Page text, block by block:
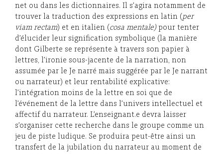
net ou dans les dictionnaires. Il s’agira notamment de
trouver la traduction des expressions en latin (per
viam rectam) et en italien (cosa mentale)pour tenter
d’élucider leur signification symbolique (la manière
dont Gilberte se représente à travers son papier à
lettres, l’ironie sous-jacente de la narration, non
assumée par le Je narré mais suggérée par le Je narrant
ou narrateur) et leur rentabilité explicative:
l’intégration moins de la lettre en soi que de
l’événement de la lettre dans l’univers intellectuel et
affectif du narrateur. L’enseignant.e devra laisser
s’organiser cette recherche dans le groupe comme un
jeu de piste ludique. Se produira peut-être ainsi un
transfert de la jubilation du narrateur au moment de